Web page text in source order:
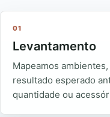
01
Levantamento
Mapeamos
resultado esperado
quantidade ou